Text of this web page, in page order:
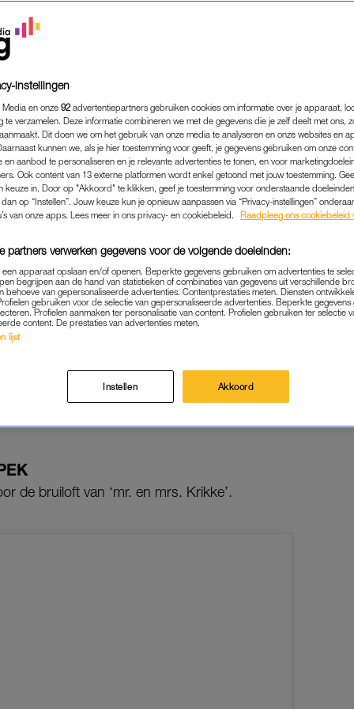
FOTO'S MET HAAR
RUIM OVER DE
16-08-2025 | LINDA.
social media? Je ziet het in de social rubriek
fijn dat je erover kunt meepraten.
Spek zich klaar voor de bruiloft van ‘mr. en mrs. Krikke’
hen samen.
de bruiloft van ‘mr. en mrs. Krikke’.
instellingen
en onze 92 advertentiepartners gebruiken cookies om informatie over je apparaat,
te verzamelen. Deze informatie combineren we met de gegevens die je zelf deelt met ons,
Dit doen we om het gebruik van onze media te analyseren en onze websites en
kunnen we, als je hier toestemming voor geeft, je gegevens gebruiken om onze
en aanbod te personaliseren en je relevante advertenties te tonen, en voor
Ook content van 13 externe platformen wordt enkel getoond met jouw toestemming.
keuze in. Door op "Akkoord" te klikken, geef je toestemming voor onderstaande
op “Instellen”. Jouw keuze kun je opnieuw aanpassen via “Privacy-instellingen”
van onze apps. Lees meer in ons privacy- en cookiebeleid.
Raadpleeg ons cookiebeleid
partners verwerken gegevens voor de volgende doeleinden:
apparaat opslaan en/of openen. Beperkte gegevens gebruiken om advertenties te
begrijpen aan de hand van statistieken of combinaties van gegevens uit verschillende
behoeve van gepersonaliseerde advertenties. Contentprestaties meten. Diensten
gebruiken voor de selectie van gepersonaliseerde advertenties. Beperkte
Profielen aanmaken ter personalisatie van content. Profielen gebruiken ter selectie
content. De prestaties van advertenties meten.
lijst
Instellen Akkoord